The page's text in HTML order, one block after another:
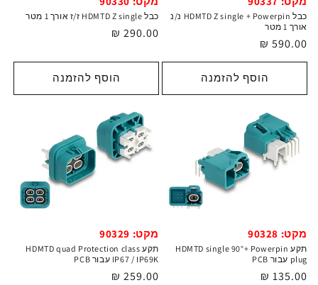
כבל HDMTD Z single + Powerpin נ/נ
אורך 1 מטר
מחיר
רגיל
590.00 ₪
הוסף להזמנה
כבל HDMTD Z single ז/ז אורך 1 מטר
מחיר
290.00 ₪
הוסף להזמנה
מקט: 90328
תקע HDMTD single 90°+ Powerpin
plug עבור PCB
מחיר
135.00 ₪
מקט: 90329
תקע HDMTD quad Protection class
IP67 / IP69K עבור PCB
מחיר
259.00 ₪